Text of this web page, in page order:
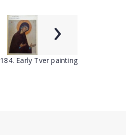
›
184. Early Tver painting